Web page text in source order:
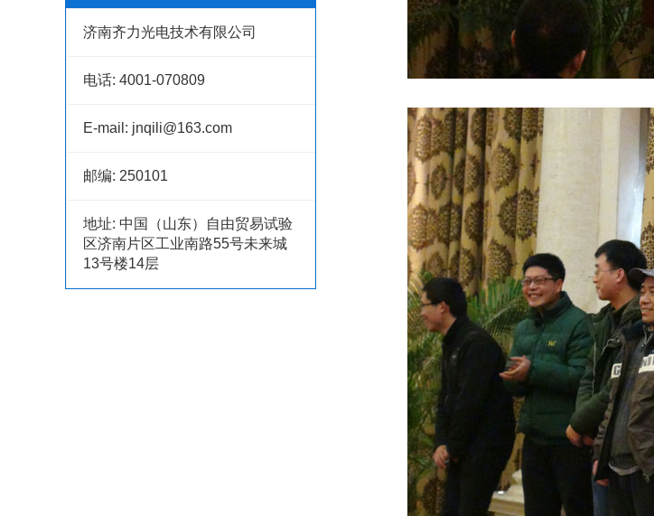
济南齐力光电技术有限公司
电话: 4001-070809
E-mail: jnqili@163.com
邮编: 250101
地址: 中国（山东）自由贸易试验
区济南片区工业南路55号未来城
13号楼14层